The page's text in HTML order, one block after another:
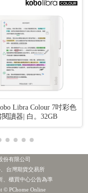
Libra Colour 7吋彩色
閱讀器| 白。32GB
份有限公司
台灣期貨交易所
、櫃買中心公告為準
© PChome Online